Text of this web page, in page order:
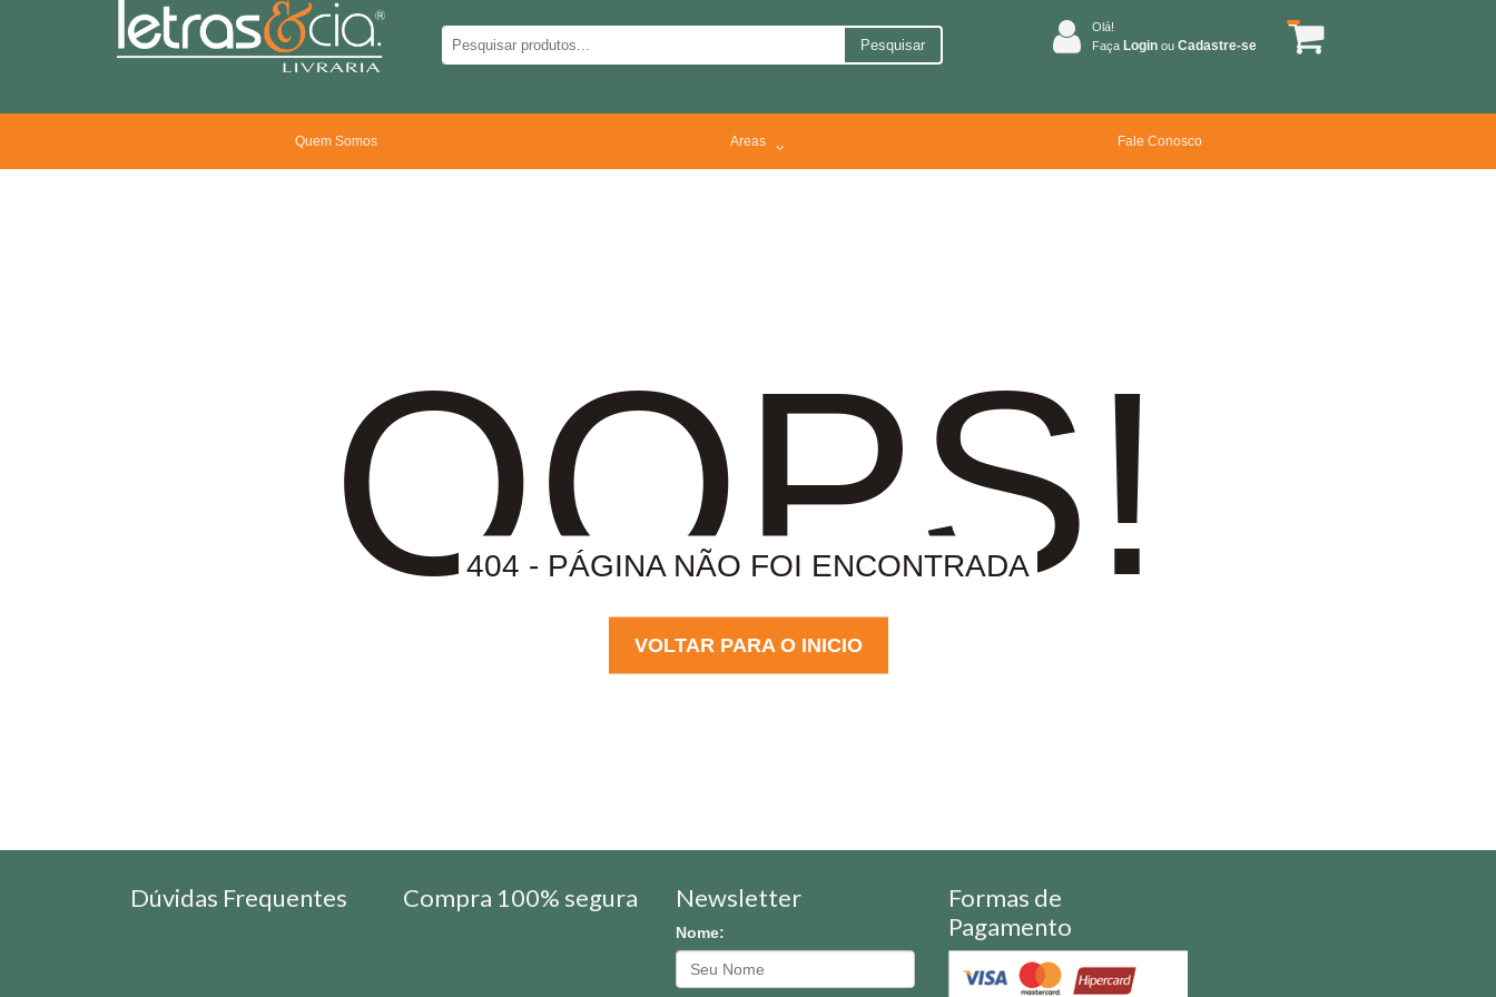
Pesquisar
Olá!
Faça Login ou Cadastre-se
Quem Somos Areas Fale Conosco
OOPS!
404 - PÁGINA NÃO FOI ENCONTRADA
VOLTAR PARA O INICIO
Dúvidas Frequentes Compra 100% segura Newsletter
Nome:
Formas de
Pagamento